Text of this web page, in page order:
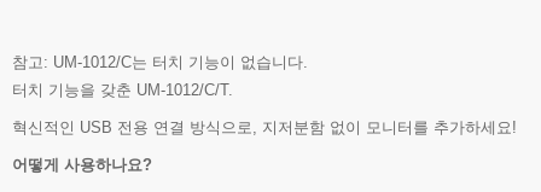
참고: UM-1012/C는 터치 기능이 없습니다.
터치 기능을 갖춘 UM-1012/C/T.
혁신적인 USB 전용 연결 방식으로, 지저분함 없이 모니터를 추가하세요!
어떻게 사용하나요?